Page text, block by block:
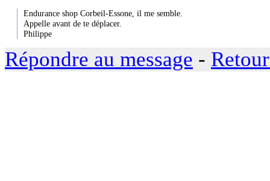
Endurance shop Corbeil-Essone, il me semble.
Appelle avant de te déplacer.
Philippe
Répondre au message -